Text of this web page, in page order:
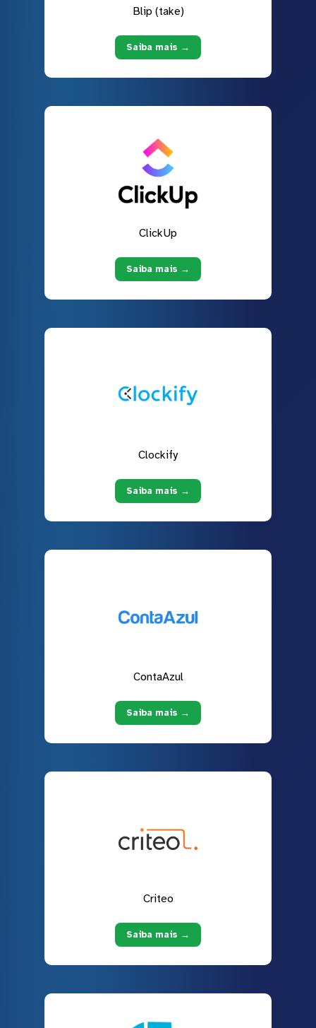
Blip (take)
Saiba mais →
ClickUp
Saiba mais →
Clockify
Saiba mais →
ContaAzul
Saiba mais →
Criteo
Saiba mais →